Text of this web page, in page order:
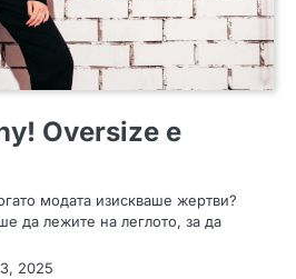
Oversize е
модата изискваше жертви?
да лежите на леглото, за да
2025